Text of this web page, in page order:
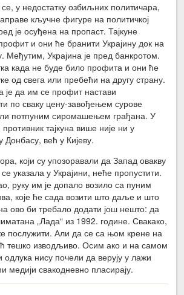
у недостатку озбиљних политичара,
кључне фигуре на политичкој
је осуђена на пропаст. Тајкуне
и они ће бранити Украјину док на
Међутим, Украјина је пред банкротом.
када не буде било профита и они ће
од свега или пребећи на другу страну.
је да им се профит настави
по сваку цену-завођењем сурове
потпуним сиромашењем грађана. У
противник тајкуна више није ни у
Донбасу, већ у Кијеву.
који су упозоравали да Запад овакву
указала у Украјини, неће пропустити.
руку им је допало возило са пуним
које ће сада возити што даље и што
ово би требало додати још нешто: да
„Лада“ из 1992. године. Свакако,
послужити. Али да се са њом крене на
тешко изводљиво. Осим ако и на самом
нису почели да верују у лажи
медији свакодневно пласирају.